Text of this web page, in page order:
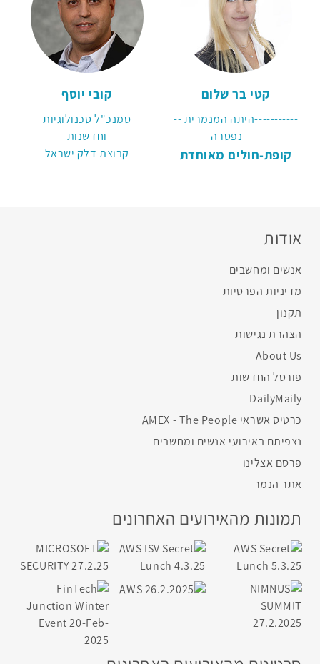
קטי בר שלום
-----------היתה המנמרית --
---- נפטרה
קופת-חולים מאוחדת
קובי יוסף
סמנכ"ל טכנולוגיות
וחדשנות
קבוצת דלק ישראל
אודות
אנשים ומחשבים
מדיניות הפרטיות
תקנון
הצהרת נגישות
About Us
פורטל החדשות
DailyMaily
כרטיס אשראי AMEX - The People
נצפיתם באירועי אנשים ומחשבים
פרסם אצלינו
אתר הנמר
תמונות מהאירועים האחרונים